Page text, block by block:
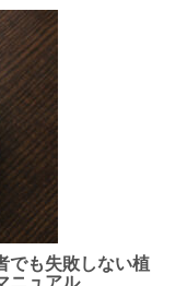
でも失敗しない植
ニュアル